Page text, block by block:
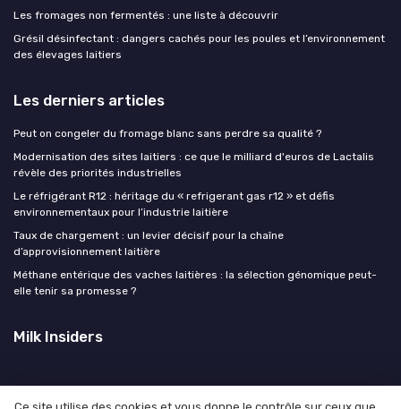
Les fromages non fermentés : une liste à découvrir
Grésil désinfectant : dangers cachés pour les poules et l’environnement
des élevages laitiers
Les derniers articles
Peut on congeler du fromage blanc sans perdre sa qualité ?
Modernisation des sites laitiers : ce que le milliard d'euros de Lactalis
révèle des priorités industrielles
Le réfrigérant R12 : héritage du « refrigerant gas r12 » et défis
environnementaux pour l’industrie laitière
Taux de chargement : un levier décisif pour la chaîne
d’approvisionnement laitière
Méthane entérique des vaches laitières : la sélection génomique peut-
elle tenir sa promesse ?
Milk Insiders